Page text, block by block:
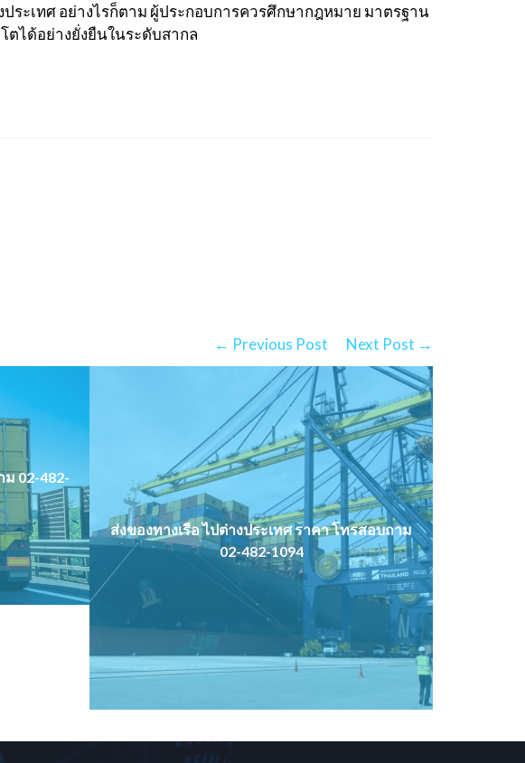
ะเทศ อย่างไรก็ตาม ผู้ประกอบการควรศึกษากฎหมาย มาตรฐาน
ตได้อย่างยั่งยืนในระดับสากล
← Previous Post Next Post →
02-482-
ส่งของทางเรือ ไปต่างประเทศ ราคา โทรสอบถาม
02-482-1094